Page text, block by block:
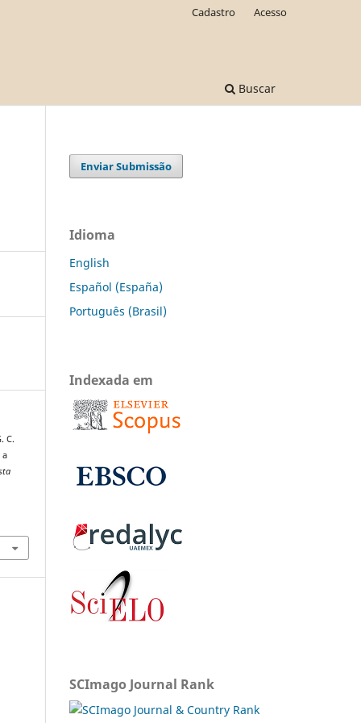
Buscar
Cadastro Acesso
C.
a
Enviar Submissão
Idioma
English
Español (España)
Português (Brasil)
Indexada em
SCImago Journal Rank